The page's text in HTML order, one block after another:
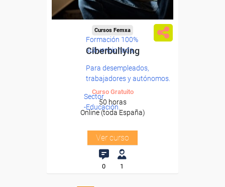
Formación 100%
subvencionada.
Para desempleados,
trabajadores y autónomos.
Sector
-Educación.
Cursos Femxa
Ciberbullying
Curso Gratuito
50 horas
Online (toda España)
Ver curso
0 1